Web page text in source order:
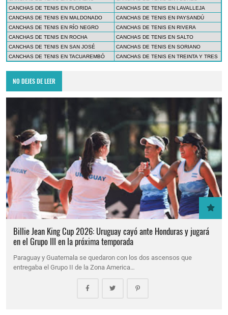
CANCHAS DE TENIS EN FLORIDA
CANCHAS DE TENIS EN LAVALLEJA
CANCHAS DE TENIS EN MALDONADO
CANCHAS DE TENIS EN PAYSANDÚ
CANCHAS DE TENIS EN RÍO NEGRO
CANCHAS DE TENIS EN RIVERA
CANCHAS DE TENIS EN ROCHA
CANCHAS DE TENIS EN SALTO
CANCHAS DE TENIS EN SAN JOSÉ
CANCHAS DE TENIS EN SORIANO
CANCHAS DE TENIS EN TACUAREMBÓ
CANCHAS DE TENIS EN TREINTA Y TRES
NO DEJES DE LEER
Billie Jean King Cup 2026: Uruguay cayó ante Honduras y jugará
en el Grupo III en la próxima temporada
Paraguay y Guatemala se quedaron con los dos ascensos que
entregaba el Grupo II de la Zona America…